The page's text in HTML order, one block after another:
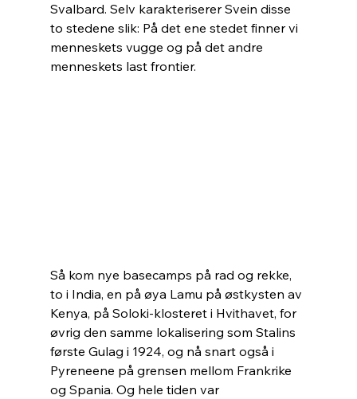
Svalbard. Selv karakteriserer Svein disse
to stedene slik: På det ene stedet finner vi
menneskets vugge og på det andre
menneskets last frontier.
Så kom nye basecamps på rad og rekke,
to i India, en på øya Lamu på østkysten av
Kenya, på Soloki-klosteret i Hvithavet, for
øvrig den samme lokalisering som Stalins
første Gulag i 1924, og nå snart også i
Pyreneene på grensen mellom Frankrike
og Spania. Og hele tiden var